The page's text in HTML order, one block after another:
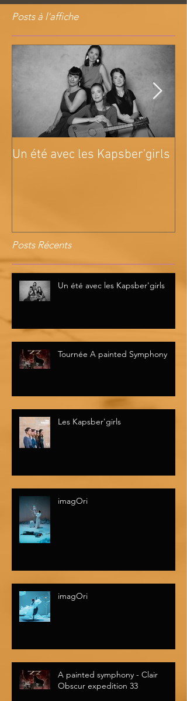
Posts à l'affiche
Un été avec les Kapsber'girls
Posts Récents
Un été avec les Kapsber'girls
Tournée A painted Symphony
Les Kapsber'girls
imagOri
imagOri
A painted symphony - Clair
Obscur expedition 33